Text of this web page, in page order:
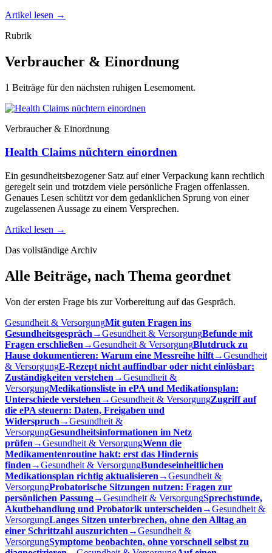
Artikel lesen →
Rubrik
Verbraucher & Einordnung
1 Beiträge für den nächsten ruhigen Lesemoment.
Verbraucher & Einordnung
Health Claims nüchtern einordnen
Ein gesundheitsbezogener Satz auf einer Verpackung kann rechtlich
geregelt sein und trotzdem viele persönliche Fragen offenlassen.
Genaues Lesen schützt vor dem gedanklichen Sprung von einer
zugelassenen Aussage zu einem Versprechen.
Artikel lesen →
Das vollständige Archiv
Alle Beiträge, nach Thema geordnet
Von der ersten Frage bis zur Vorbereitung auf das Gespräch.
Gesundheit & VersorgungMit guten Fragen ins
Gesundheitsgespräch →Gesundheit & VersorgungBefunde mit
Fragen erschließen →Gesundheit & VersorgungBlutdruck zu
Hause dokumentieren: Warum eine Messreihe hilft→Gesundheit
& VersorgungE-Rezept nicht auffindbar oder nicht einlösbar:
Zuständigkeiten verstehen →Gesundheit &
VersorgungMedikationsliste in ePA und Medikationsplan:
Unterschiede verstehen →Gesundheit & VersorgungZugriff auf
die ePA steuern: Daten, Freigaben und
Widerspruch →Gesundheit &
VersorgungGesundheitsinformationen im Netz
prüfen →Gesundheit & VersorgungWenn die
Medikamentenroutine hakt: erst das Hindernis
finden →Gesundheit & VersorgungBundeseinheitlichen
Medikationsplan richtig aktualisieren →Gesundheit &
VersorgungProbatorische Sitzungen nutzen: Fragen zur
persönlichen Passung→Gesundheit & VersorgungSprechstunde,
Akutbehandlung und Probatorik unterscheiden →Gesundheit &
VersorgungLanges Sitzen unterbrechen, ohne den Alltag an
einer Schrittzahl auszurichten →Gesundheit &
VersorgungSymptome beobachten, ohne vorschnell selbst zu